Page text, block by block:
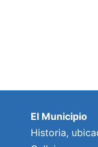
El Municipio
Historia,